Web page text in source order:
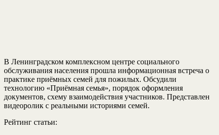
В Ленинградском комплексном центре социального
обслуживания населения прошла информационная встреча о
практике приёмных семей для пожилых. Обсудили
технологию «Приёмная семья», порядок оформления
документов, схему взаимодействия участников. Представлен
видеоролик с реальными историями семей.
Рейтинг статьи: